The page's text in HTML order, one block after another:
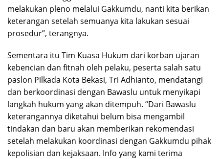
melakukan pleno melalui Gakkumdu, nanti kita berikan
keterangan setelah semuanya kita lakukan sesuai
prosedur”, terangnya.
Sementara itu Tim Kuasa Hukum dari korban ujaran
kebencian dan fitnah oleh pelaku, peserta salah satu
paslon Pilkada Kota Bekasi, Tri Adhianto, mendatangi
dan berkoordinasi dengan Bawaslu untuk menyikapi
langkah hukum yang akan ditempuh. “Dari Bawaslu
keterangannya diketahui belum bisa mengambil
tindakan dan baru akan memberikan rekomendasi
setelah melakukan koordinasi dengan Gakkumdu pihak
kepolisian dan kejaksaan. Info yang kami terima